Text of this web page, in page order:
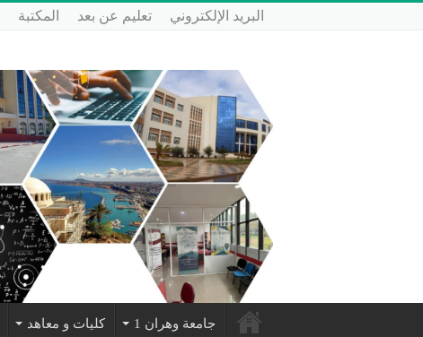
البريد الإلكتروني تعليم عن بعد المكتبة
جامعة وهران 1 كليات و معاهد